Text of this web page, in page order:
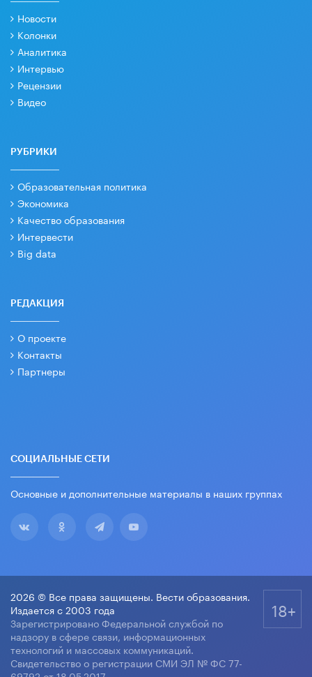
Новости
Колонки
Аналитика
Интервью
Рецензии
Видео
РУБРИКИ
Образовательная политика
Экономика
Качество образования
Интервести
Big data
РЕДАКЦИЯ
О проекте
Контакты
Партнеры
СОЦИАЛЬНЫЕ СЕТИ
Основные и дополнительные материалы в наших группах
2026 © Все права защищены. Вести образования.
Издается с 2003 года
Зарегистрировано Федеральной службой по
надзору в сфере связи, информационных
технологий и массовых коммуникаций.
Свидетельство о регистрации СМИ ЭЛ № ФС 77-
18+